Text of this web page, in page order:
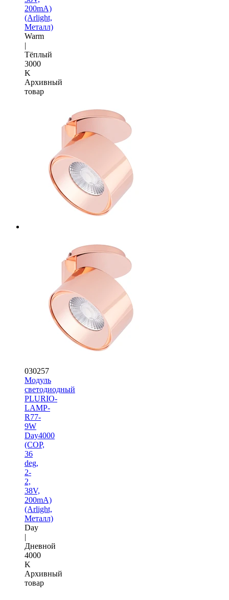
200mA)
(Arlight,
Металл)
Warm
|
Тёплый
3000
K
Архивный
товар
030257
Модуль
светодиодный
PLURIO-
LAMP-
R77-
9W
Day4000
(COP,
36
deg,
2-
2,
38V,
200mA)
(Arlight,
Металл)
Day
|
Дневной
4000
K
Архивный
товар